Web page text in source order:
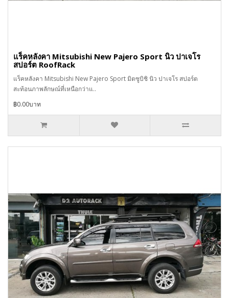
แร็คหลังคา Mitsubishi New Pajero Sport นิว ปาเจโร
สปอร์ต RoofRack
แร็คหลังคา Mitsubishi New Pajero Sport มิตซูบิชิ นิว ปาเจโร สปอร์ต
สะท้อนภาพลักษณ์ที่เหนือกว่าแ..
฿0.00บาท